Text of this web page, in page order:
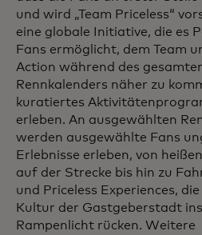
und wird „Team Priceless“
eine globale Initiative, die es
Fans ermöglicht, dem Team
Action während des
Rennkalenders näher zu
kuratiertes
erleben. An ausgewählten
werden ausgewählte Fans
Erlebnisse erleben, von
auf der Strecke bis hin zu
und Priceless Experiences,
Kultur der Gastgeberstadt ins
Rampenlicht rücken. Weitere